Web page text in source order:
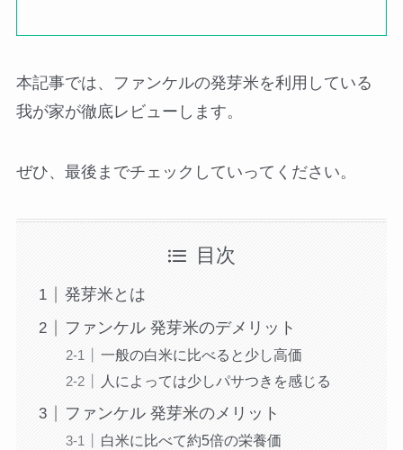
本記事では、ファンケルの発芽米を利用している
我が家が徹底レビューします。
ぜひ、最後までチェックしていってください。
目次
発芽米とは
ファンケル 発芽米のデメリット
一般の白米に比べると少し高価
人によっては少しパサつきを感じる
ファンケル 発芽米のメリット
白米に比べて約5倍の栄養価